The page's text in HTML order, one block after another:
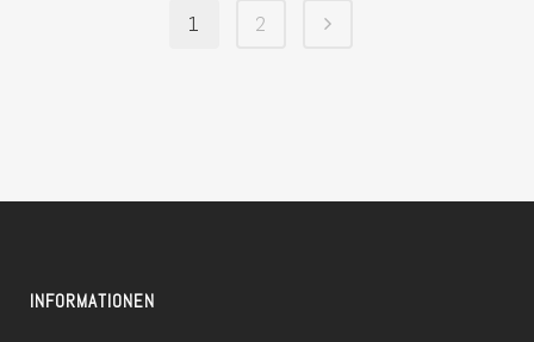
1 2
INFORMATIONEN